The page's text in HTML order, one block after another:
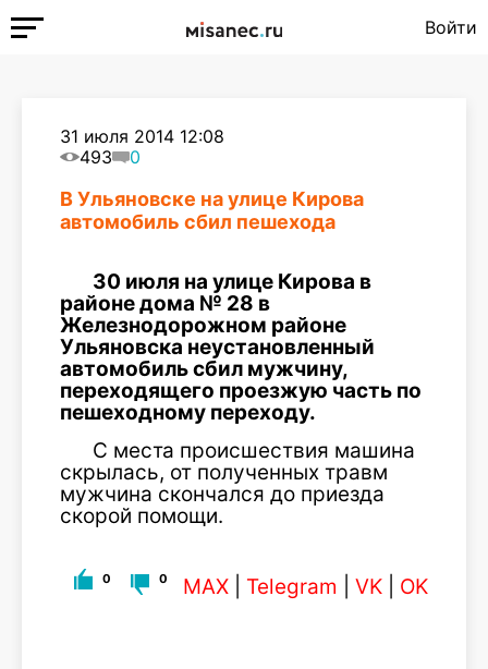
Войти
31 июля 2014 12:08
493
0
В Ульяновске на улице Кирова
автомобиль сбил пешехода
30 июля на улице Кирова в
районе дома № 28 в
Железнодорожном районе
Ульяновска неустановленный
автомобиль сбил мужчину,
переходящего проезжую часть по
пешеходному переходу.
С места происшествия машина
скрылась, от полученных травм
мужчина скончался до приезда
скорой помощи.
0 0 MAX Telegram VK OK